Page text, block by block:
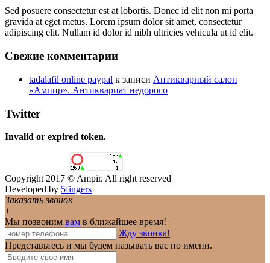
Sed posuere consectetur est at lobortis. Donec id elit non mi porta
gravida at eget metus. Lorem ipsum dolor sit amet, consectetur
adipiscing elit. Nullam id dolor id nibh ultricies vehicula ut id elit.
Свежие комментарии
tadalafil online paypal к записи Антикварный салон
«Ампир». Антиквариат недорого
Twitter
Invalid or expired token.
Copyright 2017 © Ampir. All right reserved
Developed by 5fingers
Заказать звонок
+
Мы позвоним вам в ближайшее время!
Жду звонка!
Представьтесь и мы будем называть вас по имени.